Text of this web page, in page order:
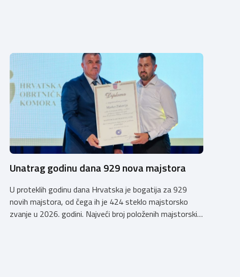
Unatrag godinu dana 929 nova majstora
U proteklih godinu dana Hrvatska je bogatija za 929
novih majstora, od čega ih je 424 steklo majstorsko
zvanje u 2026. godini. Najveći broj položenih majstorskih